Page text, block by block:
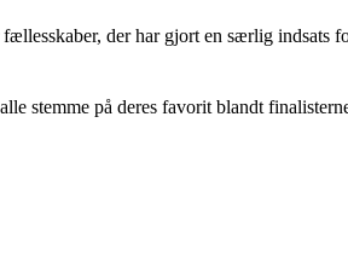
der har gjort en særlig indsats
stemme på deres favorit blandt